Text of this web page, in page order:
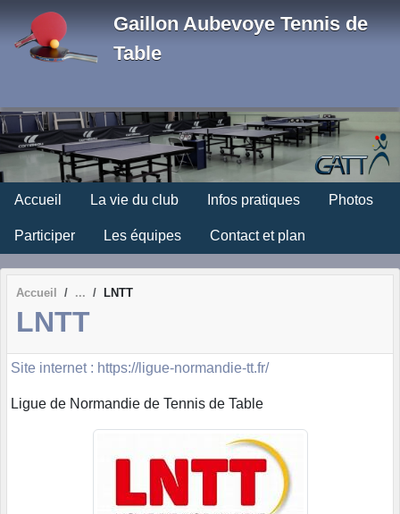
Gaillon Aubevoye Tennis de
Table
Accueil La vie du club Infos pratiques Photos
Participer Les équipes Contact et plan
Accueil LNTT
LNTT
Site internet : https://ligue-normandie-tt.fr/
Ligue de Normandie de Tennis de Table
Panneau de gestion des cookies